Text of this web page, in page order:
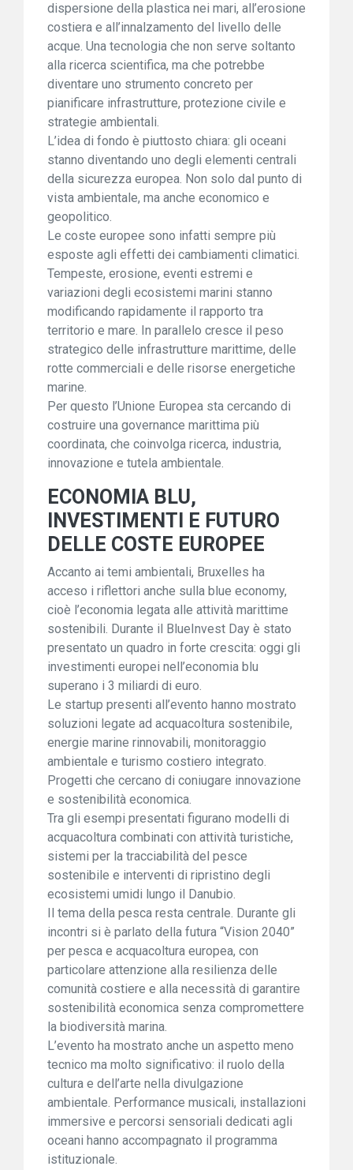
dispersione della plastica nei mari, all’erosione
costiera e all’innalzamento del livello delle
acque. Una tecnologia che non serve soltanto
alla ricerca scientifica, ma che potrebbe
diventare uno strumento concreto per
pianificare infrastrutture, protezione civile e
strategie ambientali.
L’idea di fondo è piuttosto chiara: gli oceani
stanno diventando uno degli elementi centrali
della sicurezza europea. Non solo dal punto di
vista ambientale, ma anche economico e
geopolitico.
Le coste europee sono infatti sempre più
esposte agli effetti dei cambiamenti climatici.
Tempeste, erosione, eventi estremi e
variazioni degli ecosistemi marini stanno
modificando rapidamente il rapporto tra
territorio e mare. In parallelo cresce il peso
strategico delle infrastrutture marittime, delle
rotte commerciali e delle risorse energetiche
marine.
Per questo l’Unione Europea sta cercando di
costruire una governance marittima più
coordinata, che coinvolga ricerca, industria,
innovazione e tutela ambientale.
ECONOMIA BLU,
INVESTIMENTI E FUTURO
DELLE COSTE EUROPEE
Accanto ai temi ambientali, Bruxelles ha
acceso i riflettori anche sulla blue economy,
cioè l’economia legata alle attività marittime
sostenibili. Durante il BlueInvest Day è stato
presentato un quadro in forte crescita: oggi gli
investimenti europei nell’economia blu
superano i 3 miliardi di euro.
Le startup presenti all’evento hanno mostrato
soluzioni legate ad acquacoltura sostenibile,
energie marine rinnovabili, monitoraggio
ambientale e turismo costiero integrato.
Progetti che cercano di coniugare innovazione
e sostenibilità economica.
Tra gli esempi presentati figurano modelli di
acquacoltura combinati con attività turistiche,
sistemi per la tracciabilità del pesce
sostenibile e interventi di ripristino degli
ecosistemi umidi lungo il Danubio.
Il tema della pesca resta centrale. Durante gli
incontri si è parlato della futura “Vision 2040”
per pesca e acquacoltura europea, con
particolare attenzione alla resilienza delle
comunità costiere e alla necessità di garantire
sostenibilità economica senza compromettere
la biodiversità marina.
L’evento ha mostrato anche un aspetto meno
tecnico ma molto significativo: il ruolo della
cultura e dell’arte nella divulgazione
ambientale. Performance musicali, installazioni
immersive e percorsi sensoriali dedicati agli
oceani hanno accompagnato il programma
istituzionale.